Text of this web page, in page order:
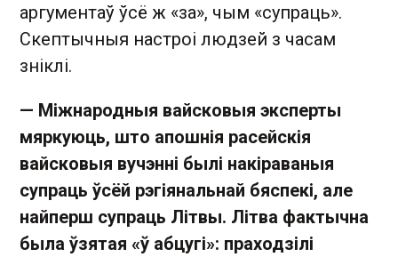
аргументаў ўсё ж «за», чым «супраць».
Скептычныя настроі людзей з часам
зніклі.
— Міжнародныя вайсковыя эксперты
мяркуюць, што апошнія расейскія
вайсковыя вучэнні былі накіраваныя
супраць ўсёй рэгіянальнай бяспекі, але
найперш супраць Літвы. Літва фактычна
была ўзятая «ў абцугі»: праходзілі